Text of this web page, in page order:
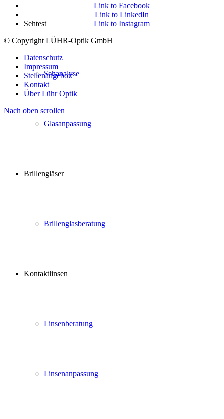
Sehtest
Sehanalyse
Glasanpassung
Brillengläser
Brillenglasberatung
Kontaktlinsen
Linsenberatung
Linsenanpassung
Link to Facebook
Link to LinkedIn
Link to Instagram
© Copyright LÜHR-Optik GmbH
Datenschutz
Impressum
Stellenangebote
Kontakt
Über Lühr Optik
Nach oben scrollen